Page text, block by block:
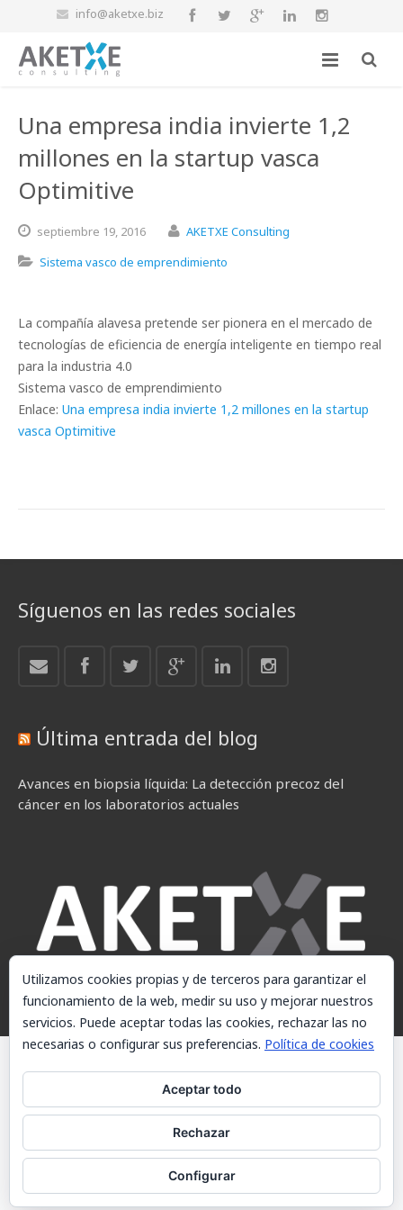
info@aketxe.biz
Una empresa india invierte 1,2
millones en la startup vasca
Optimitive
septiembre 19, 2016
AKETXE Consulting
Sistema vasco de emprendimiento
La compañía alavesa pretende ser pionera en el mercado de
tecnologías de eficiencia de energía inteligente en tiempo real
para la industria 4.0
Sistema vasco de emprendimiento
Enlace: Una empresa india invierte 1,2 millones en la startup
vasca Optimitive
Síguenos en las redes sociales
Última entrada del blog
Avances en biopsia líquida: La detección precoz del
cáncer en los laboratorios actuales
© AKETXE Consulting, S.L. - Este sitio web utiliza cookies, consulte
nuestra Política de cookies.
Política de cookies
Contacto
Utilizamos cookies propias y de terceros para garantizar el
funcionamiento de la web, medir su uso y mejorar nuestros
servicios. Puede aceptar todas las cookies, rechazar las no
necesarias o configurar sus preferencias. Política de cookies
Aceptar todo
Rechazar
Configurar